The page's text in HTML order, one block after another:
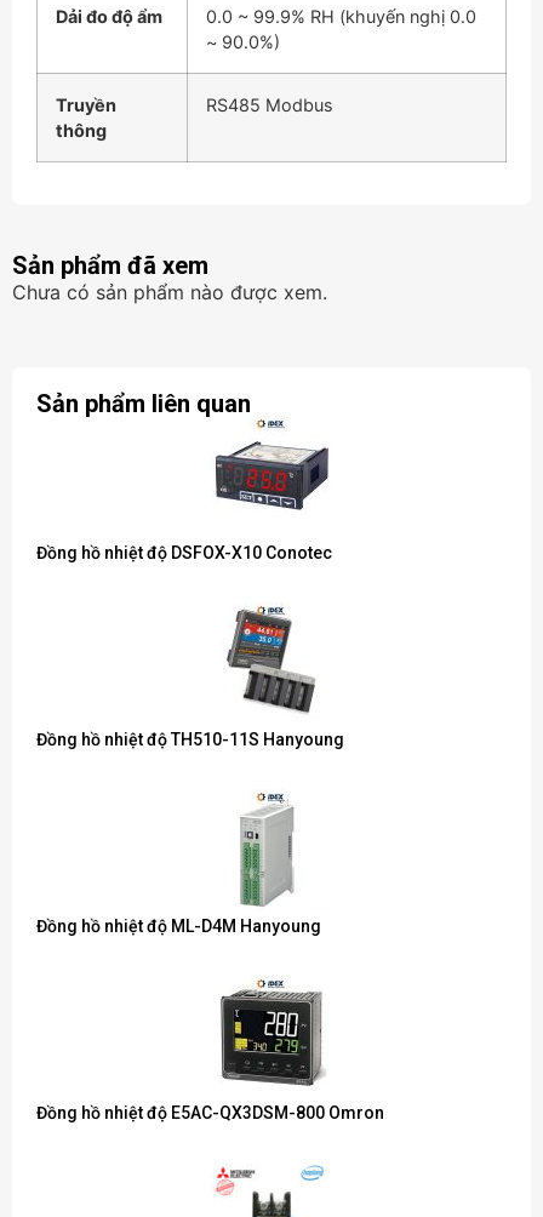
Dải đo độ ẩm
0.0 ~ 99.9% RH (khuyến nghị 0.0
~ 90.0%)
Truyền
thông
RS485 Modbus
Sản phẩm đã xem
Chưa có sản phẩm nào được xem.
Sản phẩm liên quan
Đồng hồ nhiệt độ DSFOX-X10 Conotec
Đồng hồ nhiệt độ TH510-11S Hanyoung
Đồng hồ nhiệt độ ML-D4M Hanyoung
Đồng hồ nhiệt độ E5AC-QX3DSM-800 Omron